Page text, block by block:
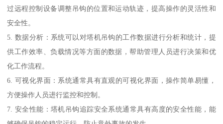
过远程控制设备调整吊钩的位置和运动轨迹，提高操作的灵活性和
安全性。
5. 数据分析：系统可以对塔机吊钩的工作数据进行分析和统计，提
供工作效率、负载情况等方面的数据，帮助管理人员进行决策和优
化工作流程。
6. 可视化界面：系统通常具有直观的可视化界面，操作简单易懂，
方便操作人员进行监控和控制。
7. 安全性能：塔机吊钩追踪安全系统通常具有高度的安全性能，能